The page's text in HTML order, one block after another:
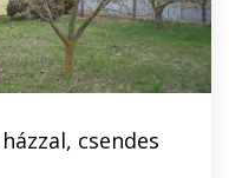
csendes